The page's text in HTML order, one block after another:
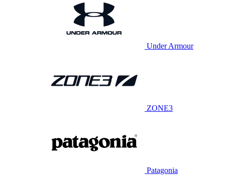
Under Armour
ZONE3
Patagonia